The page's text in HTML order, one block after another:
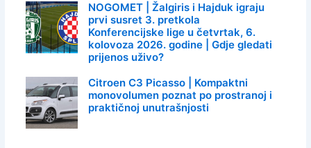
NOGOMET | Žalgiris i Hajduk igraju
prvi susret 3. pretkola
Konferencijske lige u četvrtak, 6.
kolovoza 2026. godine | Gdje gledati
prijenos uživo?
Citroen C3 Picasso | Kompaktni
monovolumen poznat po prostranoj i
praktičnoj unutrašnjosti